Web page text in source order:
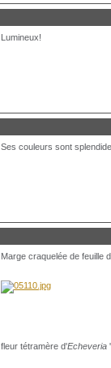
Lumineux!
Ses couleurs sont
Marge craquelée de feuille
fleur tétramère d'Echeveria